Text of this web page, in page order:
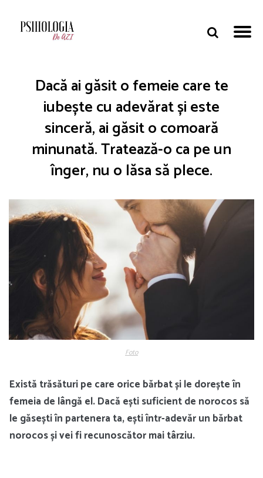
Dacă ai găsit o femeie care te
iubește cu adevărat și este
sinceră, ai găsit o comoară
minunată. Tratează-o ca pe un
înger, nu o lăsa să plece.
Foto
Există trăsături pe care orice bărbat și le dorește în
femeia de lângă el. Dacă ești suficient de norocos să
le găsești în partenera ta, ești într-adevăr un bărbat
norocos și vei fi recunoscător mai târziu.